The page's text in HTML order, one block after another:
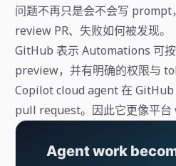
问题不再只是会不会写 prompt
review PR、失败如何被发现。
GitHub 表示 Automations 可
preview，并有明确的权限与
Copilot cloud agent 在 GitHub
pull request。因此它更像平台